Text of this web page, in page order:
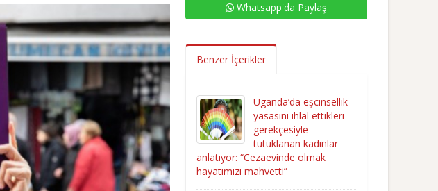
Whatsapp'da Paylaş
Benzer İçerikler
Uganda’da eşcinsellik
yasasını ihlal ettikleri
gerekçesiyle
tutuklanan kadınlar
anlatıyor: “Cezaevinde olmak
hayatımızı mahvetti”